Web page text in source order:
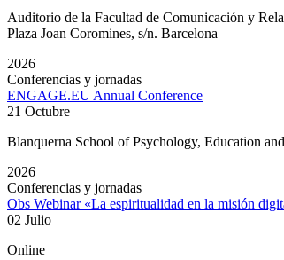
Auditorio de la Facultad de Comunicación y
Plaza Joan Coromines, s/n. Barcelona
2026
Conferencias y jornadas
ENGAGE.EU Annual Conference
21 Octubre
Blanquerna School of Psychology, Education
2026
Conferencias y jornadas
Obs Webinar «La espiritualidad en la misión
02 Julio
Online